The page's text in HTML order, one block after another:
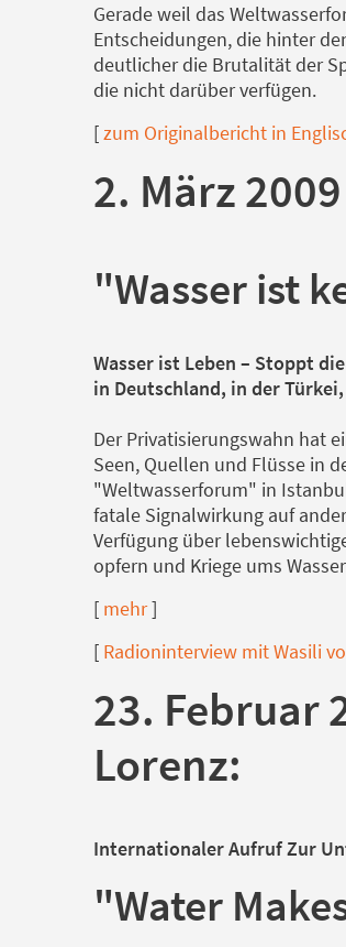
Gerade weil das
Entscheidungen, die hinter
deutlicher die Brutalität der
die nicht darüber verfügen.
[zum Originalbericht in
2. März
"Wasser ist
Wasser ist Leben – Stoppt
in Deutschland, in der
Der Privatisierungswahn hat
Seen, Quellen und Flüsse in
"Weltwasserforum" in
fatale Signalwirkung auf
Verfügung über
opfern und Kriege ums
[ mehr]
[ Radioninterview mit Wasili
23. Februar
Lorenz:
Internationaler Aufruf Zur
"Water